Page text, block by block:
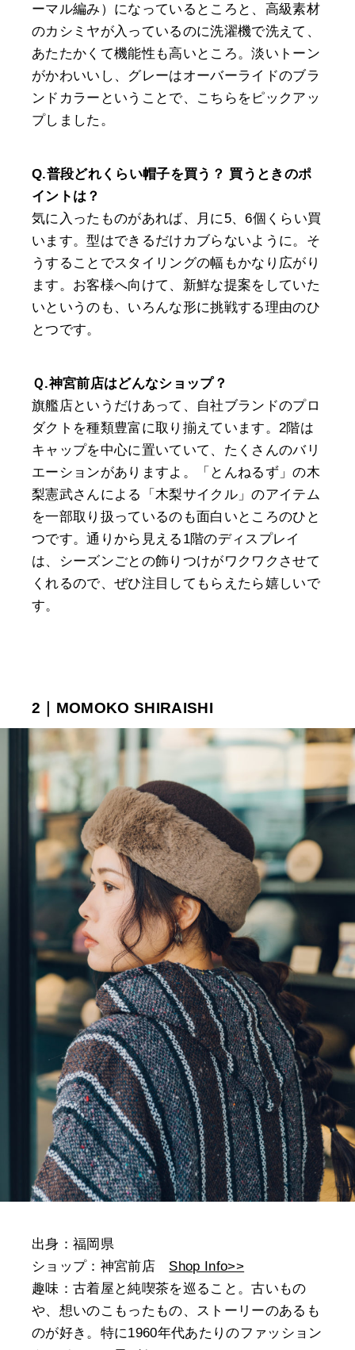
ーマル編み）になっているところと、高級素材
のカシミヤが入っているのに洗濯機で洗えて、
あたたかくて機能性も高いところ。淡いトーン
がかわいいし、グレーはオーバーライドのブラ
ンドカラーということで、こちらをピックアッ
プしました。
Q.普段どれくらい帽子を買う？ 買うときのポ
イントは？
気に入ったものがあれば、月に5、6個くらい買
います。型はできるだけカブらないように。そ
うすることでスタイリングの幅もかなり広がり
ます。お客様へ向けて、新鮮な提案をしていた
いというのも、いろんな形に挑戦する理由のひ
とつです。
Ｑ.神宮前店はどんなショップ？
旗艦店というだけあって、自社ブランドのプロ
ダクトを種類豊富に取り揃えています。2階は
キャップを中心に置いていて、たくさんのバリ
エーションがありますよ。「とんねるず」の木
梨憲武さんによる「木梨サイクル」のアイテム
を一部取り扱っているのも面白いところのひと
つです。通りから見える1階のディスプレイ
は、シーズンごとの飾りつけがワクワクさせて
くれるので、ぜひ注目してもらえたら嬉しいで
す。
2｜MOMOKO SHIRAISHI
出身：福岡県
ショップ：神宮前店 Shop Info>>
趣味：古着屋と純喫茶を巡ること。古いもの
や、想いのこもったもの、ストーリーのあるも
のが好き。特に1960年代あたりのファッション